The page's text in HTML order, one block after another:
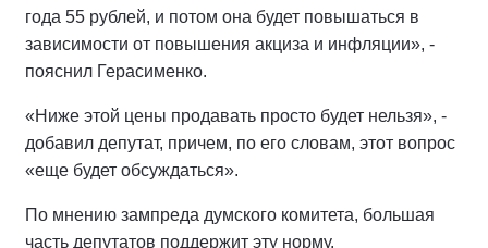
года 55 рублей, и потом она будет повышаться в
зависимости от повышения акциза и инфляции», -
пояснил Герасименко.
«Ниже этой цены продавать просто будет нельзя», -
добавил депутат, причем, по его словам, этот вопрос
«еще будет обсуждаться».
По мнению зампреда думского комитета, большая
часть депутатов поддержит эту норму.